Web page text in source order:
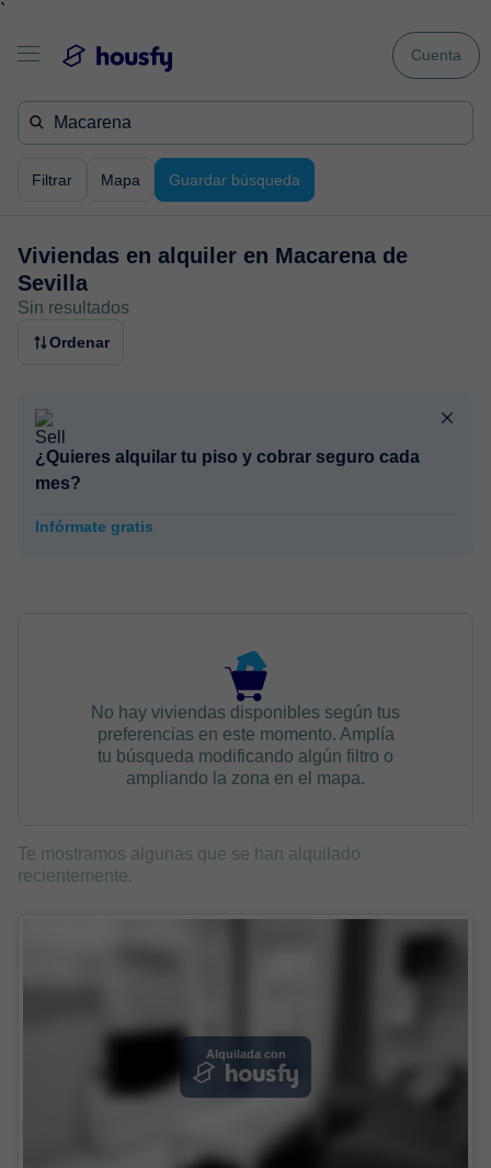
`
Cuenta
Filtrar Mapa Guardar búsqueda
Viviendas en alquiler en Macarena de
Sevilla
Sin resultados
Ordenar
¿Quieres alquilar tu piso y cobrar seguro cada
mes?
Infórmate gratis
No hay viviendas disponibles según tus
preferencias en este momento. Amplía
tu búsqueda modificando algún filtro o
ampliando la zona en el mapa.
Te mostramos algunas que se han alquilado
recientemente.
Alquilada con